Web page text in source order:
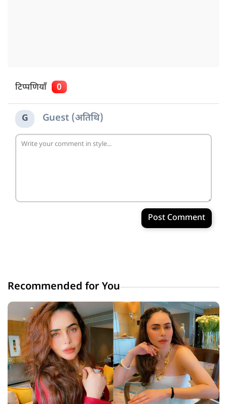
टिप्पणियाँ 0
G Guest (अतिथि)
Post Comment
Recommended for You